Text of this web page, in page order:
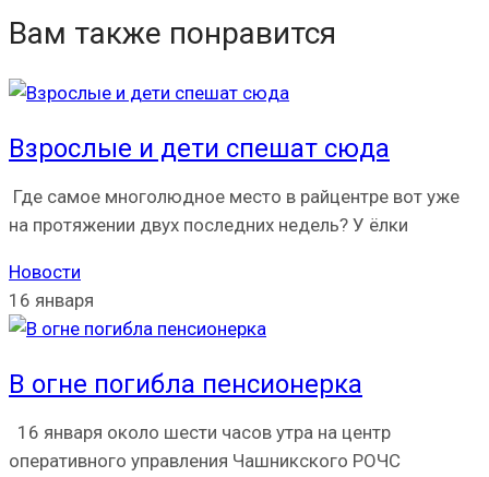
Вам также понравится
Взрослые и дети спешат сюда
Где самое многолюдное место в райцентре вот уже
на протяжении двух последних недель? У ёлки
Новости
16 января
В огне погибла пенсионерка
16 января около шести часов утра на центр
оперативного управления Чашникского РОЧС